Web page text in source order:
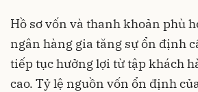
Hồ sơ vốn và thanh khoản phù
ngân hàng gia tăng sự ổn định
tiếp tục hưởng lợi từ tập khách
cao. Tỷ lệ nguồn vốn ổn định